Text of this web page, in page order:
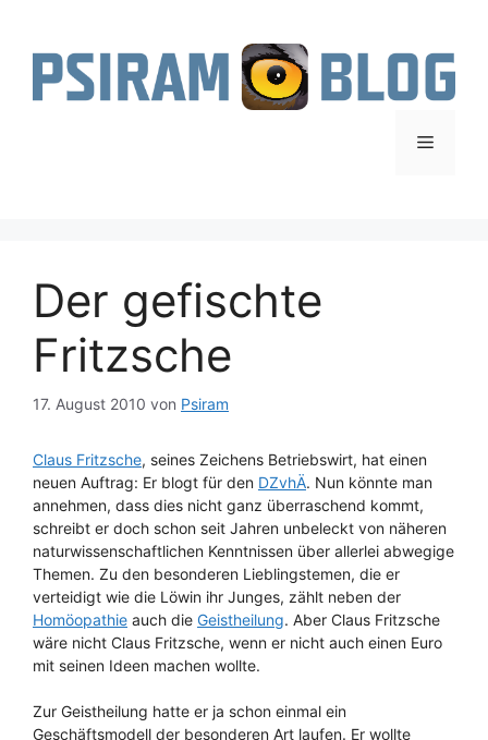
springen
Menü
Der gefischte
Fritzsche
17. August 2010 von Psiram
Claus Fritzsche, seines Zeichens Betriebswirt, hat einen
neuen Auftrag: Er blogt für den DZvhÄ. Nun könnte man
annehmen, dass dies nicht ganz überraschend kommt,
schreibt er doch schon seit Jahren unbeleckt von näheren
naturwissenschaftlichen Kenntnissen über allerlei abwegige
Themen. Zu den besonderen Lieblingstemen, die er
verteidigt wie die Löwin ihr Junges, zählt neben der
Homöopathie auch die Geistheilung. Aber Claus Fritzsche
wäre nicht Claus Fritzsche, wenn er nicht auch einen Euro
mit seinen Ideen machen wollte.
Zur Geistheilung hatte er ja schon einmal ein
Geschäftsmodell der besonderen Art laufen. Er wollte